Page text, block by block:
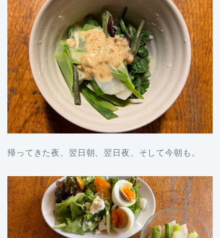
帰ってきた夜、翌日朝、翌日夜、そして今朝も。